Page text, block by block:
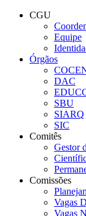
Conteúdo principal
CGU
Equipe
Órgãos
DAC
SBU
SIARQ
SIC
Comitês
Gestor
Comissões
Vagas
Vagas